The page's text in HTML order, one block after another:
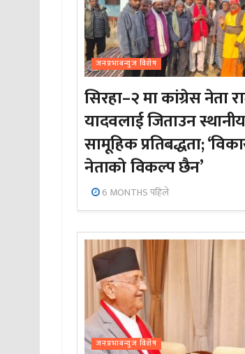
जनप्रभाबन्युज विशेष
सिरहा–२ मा कांग्रेस नेता
यादवलाई जिताउन
सामूहिक प्रतिबद्धता;
नेताको विकल्प छैन’
6 MONTHS पहिले
जनप्रभाबन्युज विशेष